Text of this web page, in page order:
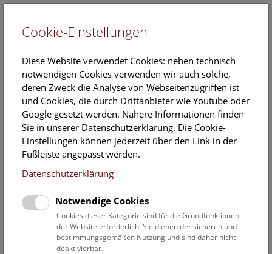
EN
Veranstaltungskalender
Informationen zu Gruppen,- Kindergarten- und
Schulprogrammen finden Siehier
Datumsfilter
6.7.2022
Cookie-Einstellungen
Diese Website verwendet Cookies: neben technisch
notwendigen Cookies verwenden wir auch solche,
deren Zweck die Analyse von Webseitenzugriffen ist
und Cookies, die durch Drittanbieter wie Youtube oder
Google gesetzt werden. Nähere Informationen finden
Sie in unserer Datenschutzerklärung. Die Cookie-
Einstellungen können jederzeit über den Link in der
Fußleiste angepasst werden.
Datenschutzerklärung
Notwendige Cookies
Cookies dieser Kategorie sind für die Grundfunktionen
der Website erforderlich. Sie dienen der sicheren und
bestimmungsgemäßen Nutzung und sind daher nicht
deaktivierbar.